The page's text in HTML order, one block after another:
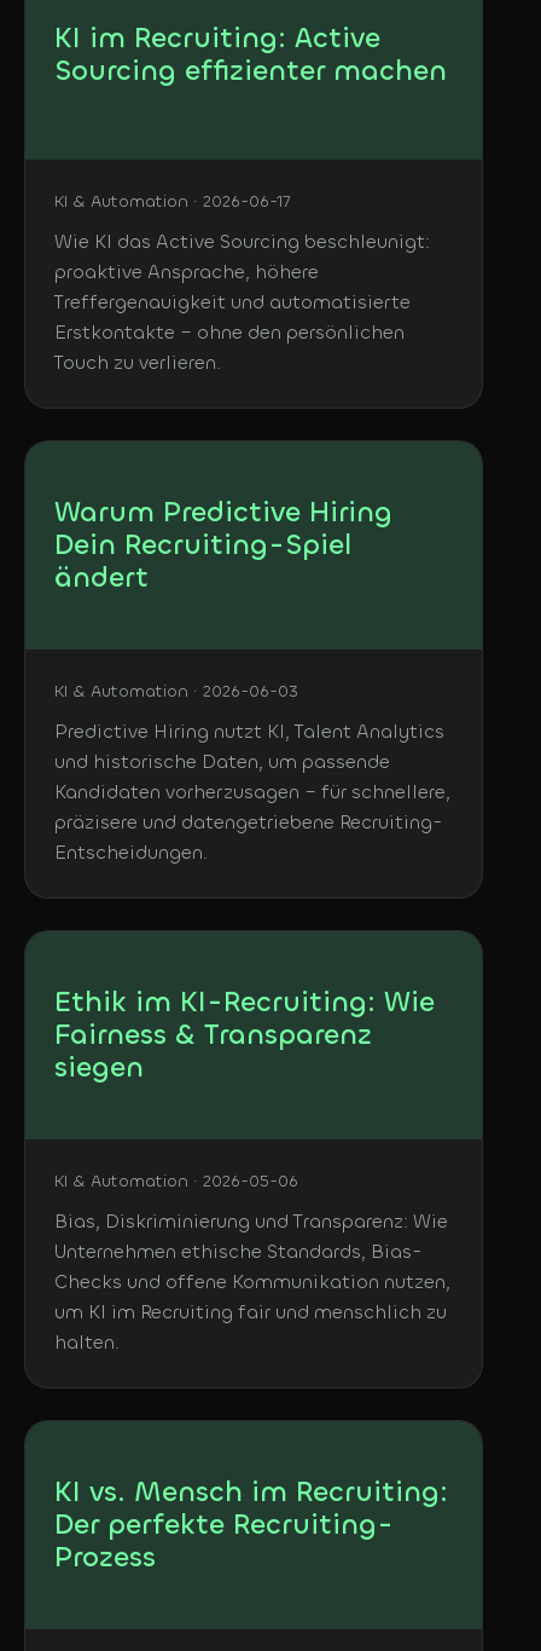
KI im Recruiting: Active
Sourcing effizienter machen
KI & Automation · 2026-06-17
Wie KI das Active Sourcing beschleunigt:
proaktive Ansprache, höhere
Treffergenauigkeit und automatisierte
Erstkontakte – ohne den persönlichen
Touch zu verlieren.
Warum Predictive Hiring
Dein Recruiting-Spiel
ändert
KI & Automation · 2026-06-03
Predictive Hiring nutzt KI, Talent Analytics
und historische Daten, um passende
Kandidaten vorherzusagen – für schnellere,
präzisere und datengetriebene Recruiting-
Entscheidungen.
Ethik im KI-Recruiting: Wie
Fairness & Transparenz
siegen
KI & Automation · 2026-05-06
Bias, Diskriminierung und Transparenz: Wie
Unternehmen ethische Standards, Bias-
Checks und offene Kommunikation nutzen,
um KI im Recruiting fair und menschlich zu
halten.
KI vs. Mensch im Recruiting:
Der perfekte Recruiting-
Prozess